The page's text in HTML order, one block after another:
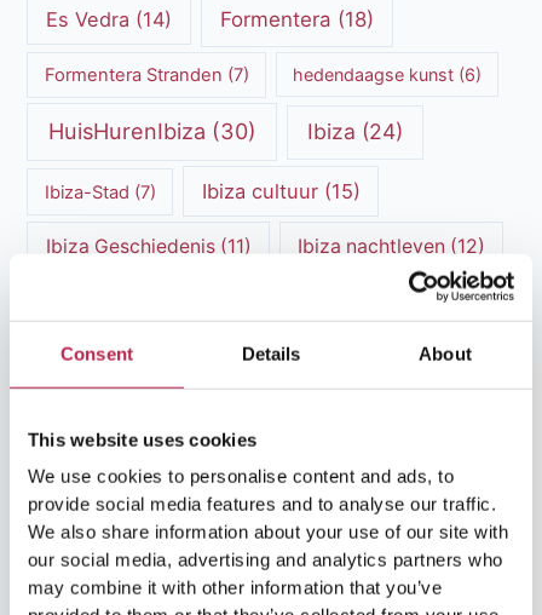
Consent Details About
This website uses cookies
We use cookies to personalise content and ads, to
provide social media features and to analyse our traffic.
We also share information about your use of our site with
our social media, advertising and analytics partners who
may combine it with other information that you’ve
Es Vedra (14) Formentera (18)
Formentera Stranden (7) hedendaagse kunst(6)
HuisHurenIbiza (30) Ibiza (24)
Ibiza-Stad (7) Ibiza cultuur(15)
Ibiza Geschiedenis(11) Ibiza nachtleven (12)
Ibiza restaurants Ibiza stranden
Luxe villa's Ibiza(43) luxe villas(13)
Luxe Villa Verhuur (12)